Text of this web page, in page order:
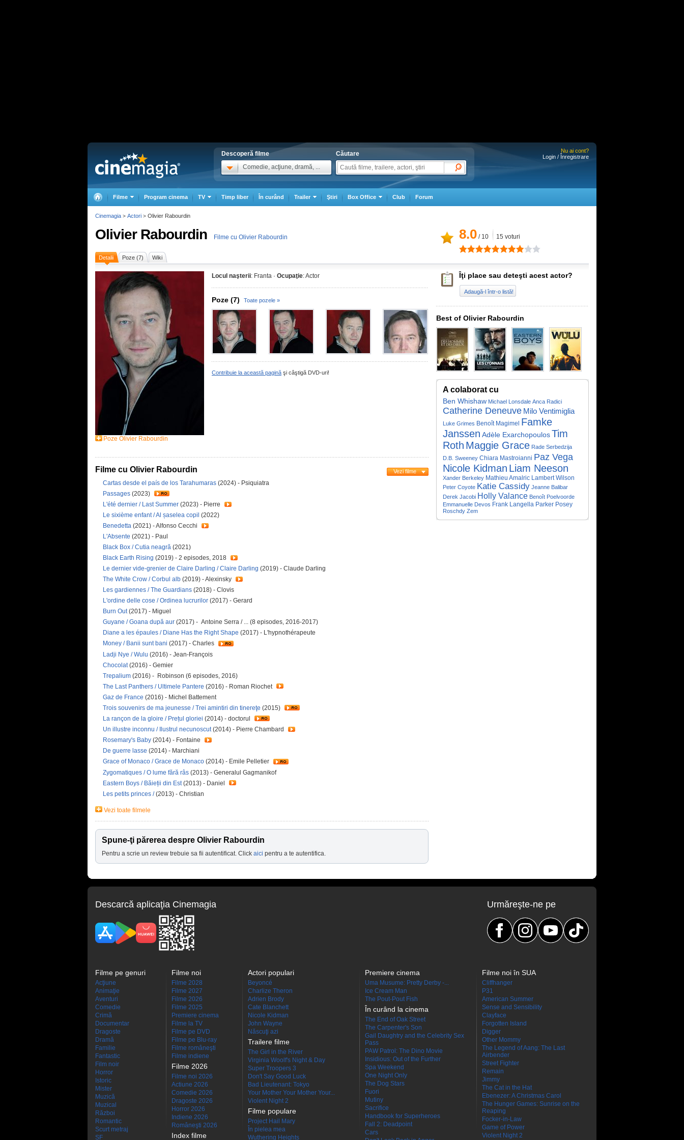
Descoperă filme
Comedie, acţiune, dramă, ...
Căutare
Nu ai cont?
Login / Înregistrare
Filme Program cinema TV Timp liber În curând Trailer Ştiri Box Office Club Forum
Olivier Rabourdin Filme cu Olivier Rabourdin 8.0 / 10 15 voturi
Detalii Poze (7) Wiki
Poze Olivier Rabourdin
Locul naşterii: Franta · Ocupaţie: Actor
Poze (7) Toate pozele »
Contribuie la această pagină şi câştigă DVD-uri!
Filme cu Olivier Rabourdin Vezi filme
Cartas desde el país de los Tarahumaras (2024) - Psiquiatra
Passages (2023)
L'été dernier / Last Summer (2023) - Pierre
Le sixième enfant / Al șaselea copil (2022)
Benedetta (2021) - Alfonso Cecchi
L'Absente (2021) - Paul
Black Box / Cutia neagră (2021)
Black Earth Rising (2019) - 2 episodes, 2018
Le dernier vide-grenier de Claire Darling / Claire Darling (2019) - Claude Darling
The White Crow / Corbul alb (2019) - Alexinsky
Les gardiennes / The Guardians (2018) - Clovis
L'ordine delle cose / Ordinea lucrurilor (2017) - Gerard
Burn Out(2017) - Miguel
Guyane / Goana după aur (2017) - Antoine Serra / ... (8 episodes, 2016-2017)
Diane a les épaules / Diane Has the Right Shape (2017) - L'hypnothérapeute
Money / Banii sunt bani (2017) - Charles
Ladji Nye / Wulu (2016) - Jean-François
Chocolat (2016) - Gemier
Trepalium (2016) - Robinson (6 episodes, 2016)
The Last Panthers / Ultimele Pantere (2016) - Roman Riochet
Gaz de France (2016) - Michel Battement
Trois souvenirs de ma jeunesse / Trei amintiri din tinereţe (2015)
La rançon de la gloire / Prețul gloriei (2014) - doctorul
Un illustre inconnu / Ilustrul necunoscut(2014) - Pierre Chambard
Rosemary's Baby (2014) - Fontaine
De guerre lasse (2014) - Marchiani
Grace of Monaco / Grace de Monaco (2014) - Emile Pelletier
Zygomatiques / O lume fără râs (2013) - Generalul Gagmanikof
Eastern Boys / Băieții din Est (2013) - Daniel
Les petits princes /(2013) - Christian
Vezi toate filmele
Spune-ţi părerea despre Olivier Rabourdin
Pentru a scrie un review trebuie sa fii autentificat. Click aici pentru a te autentifica.
Îţi place sau deteşti acest actor?
Adaugă-l într-o listă!
Best of Olivier Rabourdin
A colaborat cu
Ben Whishaw Michael Lonsdale Anca Radici
Catherine Deneuve Milo Ventimiglia
Luke Grimes Benoît Magimel Famke
Janssen Adèle Exarchopoulos Tim
Roth Maggie Grace Rade Serbedzija
D.B. Sweeney Chiara Mastroianni Paz Vega
Nicole Kidman Liam Neeson
Xander Berkeley Mathieu Amalric
Lambert Wilson
Peter Coyote Katie Cassidy Jeanne Balibar
Derek Jacobi Holly Valance Benoît Poelvoorde
Emmanuelle Devos Frank Langella Parker Posey
Roschdy Zem
Cinemagia > Actori > Olivier Rabourdin
Descarcă aplicaţia Cinemagia Urmăreşte-ne pe
Filme pe genuri
Acţiune
Animaţie
Aventuri
Comedie
Crimă
Documentar
Dragoste
Dramă
Familie
Fantastic
Film noir
Horror
Istoric
Mister
Muzică
Muzical
Război
Romantic
Scurt metraj
SF
Filme noi
Filme 2028
Filme 2027
Filme 2026
Filme 2025
Premiere cinema
Filme la TV
Filme pe DVD
Filme pe Blu-ray
Filme româneşti
Filme indiene
Filme 2026
Filme noi 2026
Actiune 2026
Comedie 2026
Dragoste 2026
Horror 2026
Indiene 2026
Româneşti 2026
Index filme
Actori populari
Beyoncé
Charlize Theron
Adrien Brody
Cate Blanchett
Nicole Kidman
John Wayne
Născuţi azi
Trailere filme
The Girl in the River
Virginia Woolf's Night & Day
Super Troopers 3
Don't Say Good Luck
Bad Lieutenant: Tokyo
Your Mother Your Mother Your...
Violent Night 2
Filme populare
Project Hail Mary
În pielea mea
Wuthering Heights
Premiere cinema
Uma Musume: Pretty Derby -...
Ice Cream Man
The Pout-Pout Fish
În curând la cinema
The End of Oak Street
The Carpenter's Son
Gail Daughtry and the Celebrity Sex
Pass
PAW Patrol: The Dino Movie
Insidious: Out of the Further
Spa Weekend
One Night Only
The Dog Stars
Fuori
Mutiny
Sacrifice
Handbook for Superheroes
Fall 2: Deadpoint
Cars
Filme noi în SUA
Cliffhanger
P31
American Summer
Sense and Sensibility
Clayface
Forgotten Island
Digger
Other Mommy
The Legend of Aang: The Last
Airbender
Street Fighter
Remain
Jimmy
The Cat in the Hat
Ebenezer: A Christmas Carol
The Hunger Games: Sunrise on the
Reaping
Focker-in-Law
Game of Power
Violent Night 2